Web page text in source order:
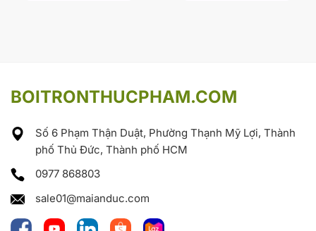
BOITRONTHUCPHAM.COM
Số 6 Phạm Thận Duật, Phường Thạnh Mỹ Lợi, Thành
phố Thủ Đức, Thành phố HCM
0977 868803
sale01@maianduc.com